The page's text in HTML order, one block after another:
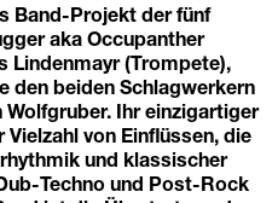
Band-Projekt der fünf
aka Occupanther
Lindenmayr (Trompete),
den beiden Schlagwerkern
Ihr einzigartiger
von Einflüssen, die
und klassischer
Techno und Post-Rock